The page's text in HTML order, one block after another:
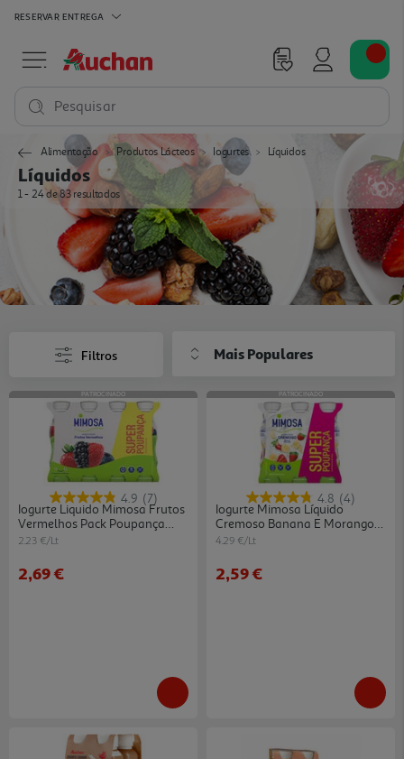
RESERVAR ENTREGA
Pesquisar
Alimentação Produtos Lácteos Iogurtes Líquidos
Líquidos
1 - 24 de 83 resultados
Filtros Mais Populares
PATROCINADO
4.9 (7)
Iogurte Liquido Mimosa Frutos
Vermelhos Pack Poupança
8x151ml
2.23 €/Lt
2,69 €
PATROCINADO
4.8 (4)
Iogurte Mimosa Líquido
Cremoso Banana E Morango
4x151ml
4.29 €/Lt
2,59 €